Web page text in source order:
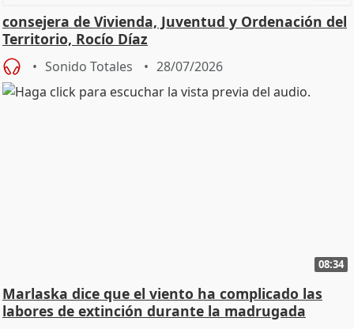
consejera de Vivienda, Juventud y Ordenación del
Territorio, Rocío Díaz
Sonido Totales 28/07/2026
08:34
Marlaska dice que el viento ha complicado las
labores de extinción durante la madrugada